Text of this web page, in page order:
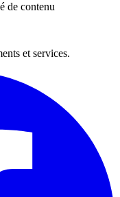
de contenu
et services.